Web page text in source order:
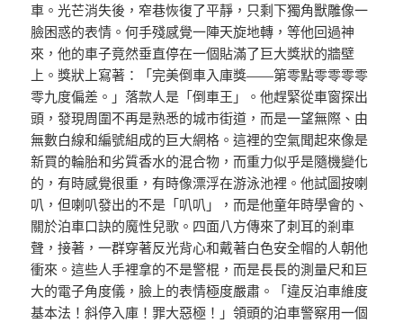
車。光芒消失後，窄巷恢復了平靜，只剩下獨角獸雕像一
臉困惑的表情。何手殘感覺一陣天旋地轉，等他回過神
來，他的車子竟然垂直停在一個貼滿了巨大獎狀的牆壁
上。獎狀上寫著：「完美倒車入庫獎——第零點零零零零
零九度偏差。」落款人是「倒車王」。他趕緊從車窗探出
頭，發現周圍不再是熟悉的城市街道，而是一望無際、由
無數白線和編號組成的巨大網格。這裡的空氣聞起來像是
新買的輪胎和劣質香水的混合物，而重力似乎是隨機變化
的，有時感覺很重，有時像漂浮在游泳池裡。他試圖按喇
叭，但喇叭發出的不是「叭叭」，而是他童年時學會的、
關於泊車口訣的魔性兒歌。四面八方傳來了刺耳的剎車
聲，接著，一群穿著反光背心和戴著白色安全帽的人朝他
衝來。這些人手裡拿的不是警棍，而是長長的測量尺和巨
大的電子角度儀，臉上的表情極度嚴肅。「違反泊車維度
基本法！斜停入庫！罪大惡極！」領頭的泊車警察用一個